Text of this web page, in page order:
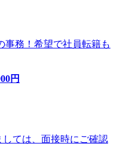
事務！希望で社員転籍も
円
ては、面接時にご確認